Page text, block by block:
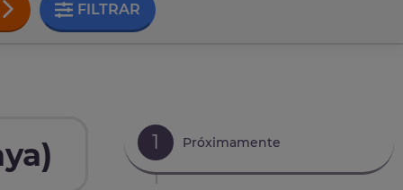
FILTRAR
1 Próximamente